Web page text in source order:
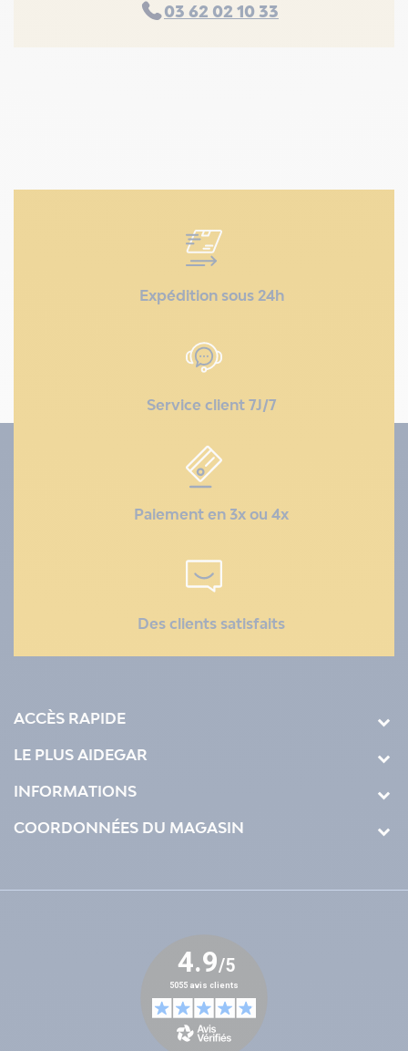
03 62 02 10 33
Expédition sous 24h
Service client 7J/7
Paiement en 3x ou 4x
Des clients satisfaits
ACCÈS RAPIDE
LE PLUS AIDEGAR
INFORMATIONS
COORDONNÉES DU MAGASIN